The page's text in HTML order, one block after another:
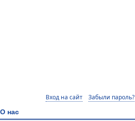
Вход на сайт Забыли пароль?
О нас